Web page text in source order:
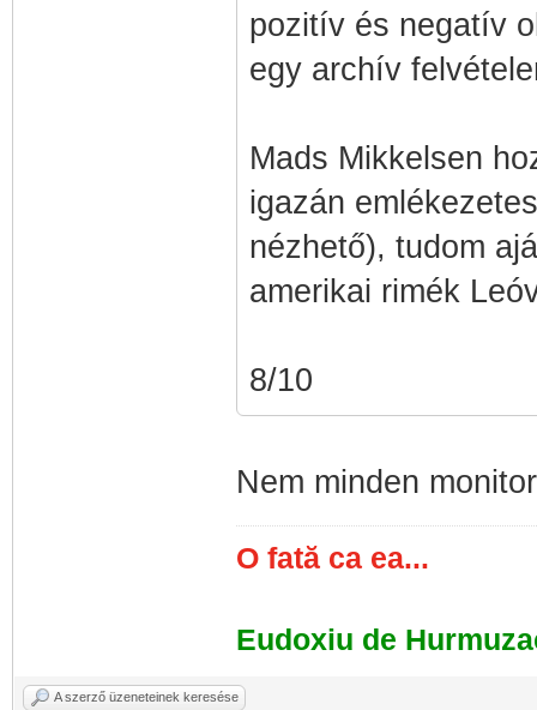
pozitív és negatív
egy archív
Mads Mikkelsen
igazán
nézhető), tudom
amerikai rimék
8/10
Nem minden
O fată ca ea...
Eudoxiu de
A szerző üzeneteinek keresése